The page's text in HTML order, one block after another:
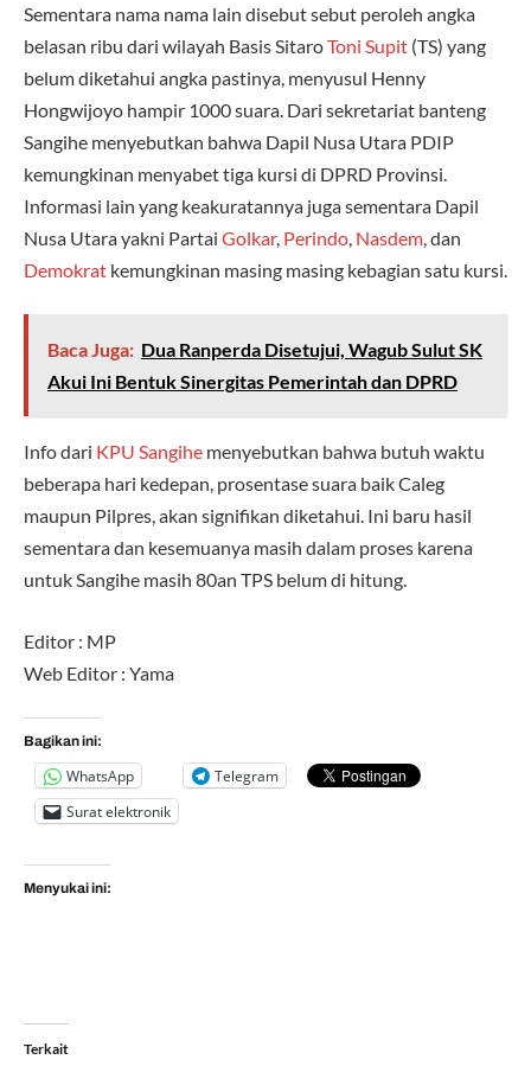
Sementara nama nama lain disebut sebut peroleh angka
belasan ribu dari wilayah Basis SitaroToni Supit (TS) yang
belum diketahui angka pastinya, menyusul Henny
Hongwijoyo hampir 1000 suara. Dari sekretariat banteng
Sangihe menyebutkan bahwa Dapil Nusa Utara PDIP
kemungkinan menyabet tiga kursi di DPRD Provinsi.
Informasi lain yang keakuratannya juga sementara Dapil
Nusa Utara yakni Partai Golkar, Perindo, Nasdem, dan
Demokrat kemungkinan masing masing kebagian satu kursi.
Baca Juga: Dua Ranperda Disetujui, Wagub Sulut SK
Akui Ini Bentuk Sinergitas Pemerintah dan DPRD
Info dari KPU Sangihe menyebutkan bahwa butuh waktu
beberapa hari kedepan, prosentase suara baik Caleg
maupun Pilpres, akan signifikan diketahui. Ini baru hasil
sementara dan kesemuanya masih dalam proses karena
untuk Sangihe masih 80an TPS belum di hitung.
Editor : MP
Web Editor : Yama
Bagikan ini:
WhatsApp
Telegram
Surat elektronik
Menyukai ini:
Terkait